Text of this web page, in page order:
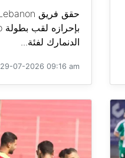
الدنمارك لفئة...
29-07-2026 09:16 am